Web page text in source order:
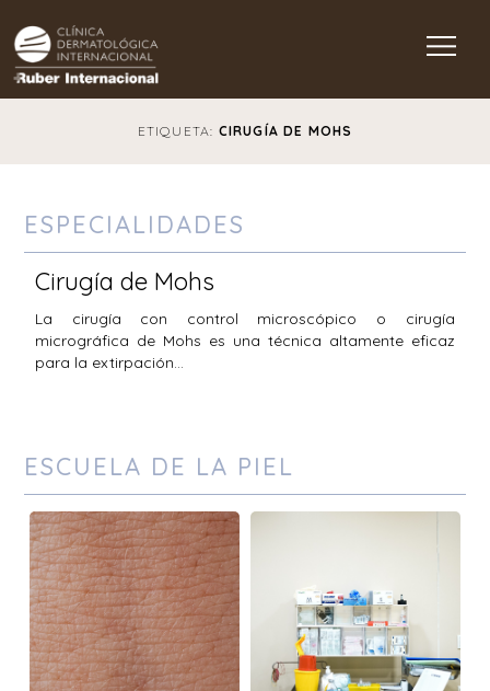
Main Navigation
ETIQUETA: CIRUGÍA DE MOHS
ESPECIALIDADES
Cirugía de Mohs
La cirugía con control microscópico o cirugía
micrográfica de Mohs es una técnica altamente eficaz
para la extirpación…
ESCUELA DE LA PIEL